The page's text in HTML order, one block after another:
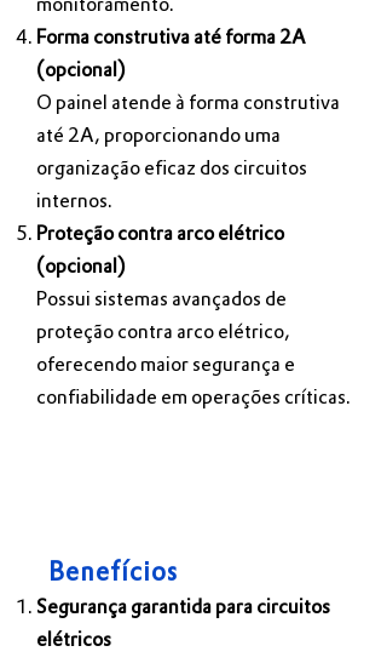
monitoramento.
Forma construtiva até forma 2A
(opcional)
O painel atende à forma construtiva
até 2A, proporcionando uma
organização eficaz dos circuitos
internos.
Proteção contra arco elétrico
(opcional)
Possui sistemas avançados de
proteção contra arco elétrico,
oferecendo maior segurança e
confiabilidade em operações críticas.
Benefícios
Segurança garantida para circuitos
elétricos